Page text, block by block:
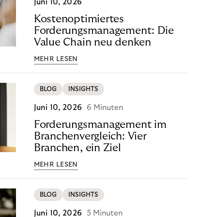
Juni 10, 2026
Kostenoptimiertes
Forderungsmanagement: Die
Value Chain neu denken
MEHR LESEN
BLOG INSIGHTS
Juni 10, 2026 6 Minuten
Forderungsmanagement im
Branchenvergleich: Vier
Branchen, ein Ziel
MEHR LESEN
BLOG INSIGHTS
Juni 10, 2026 5 Minuten